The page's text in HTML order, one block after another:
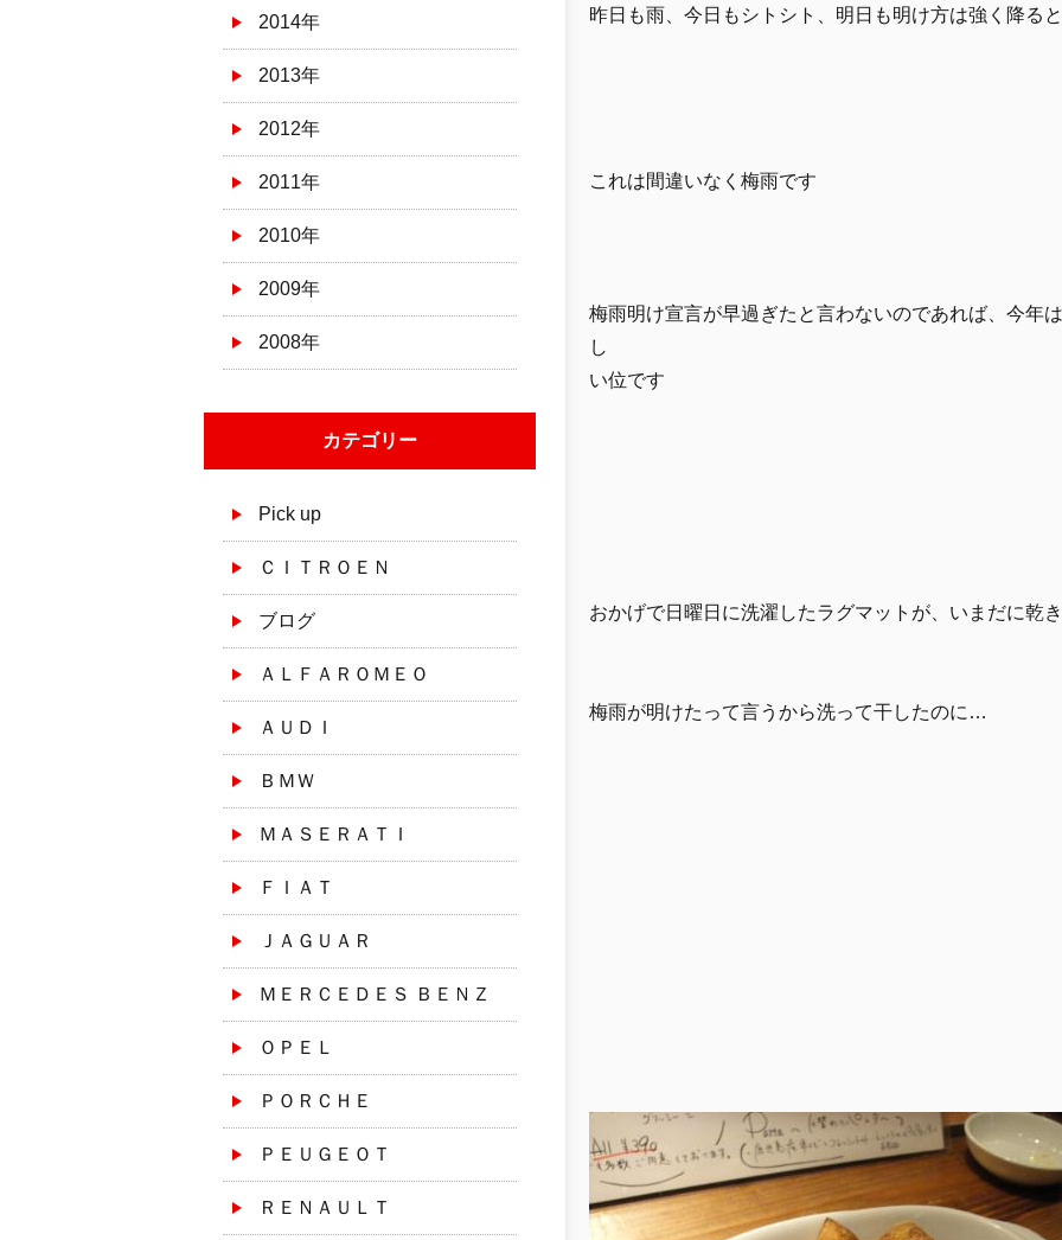
2014年
2013年
2012年
2011年
2010年
2009年
2008年
カテゴリー
Pick up
ＣＩＴＲＯＥＮ
ブログ
ＡＬＦＡＲＯＭＥＯ
ＡＵＤＩ
ＢＭＷ
ＭＡＳＥＲＡＴＩ
ＦＩＡＴ
ＪＡＧＵＡＲ
ＭＥＲＣＥＤＥＳ ＢＥＮＺ
ＯＰＥＬ
ＰＯＲＣＨＥ
ＰＥＵＧＥＯＴ
ＲＥＮＡＵＬＴ
昨日も雨、今日もシトシト、明日も明け方は強く降る
これは間違いなく梅雨です
梅雨明け宣言が早過ぎたと言わないのであれば、今年
し
い位です
おかげで日曜日に洗濯したラグマットが、いまだに乾
梅雨が明けたって言うから洗って干したのに…